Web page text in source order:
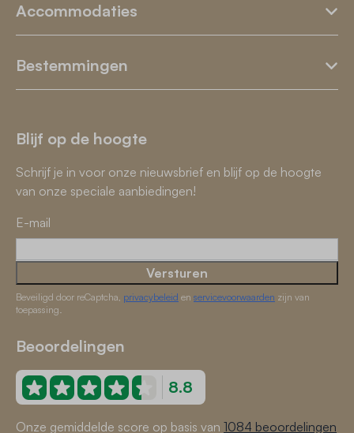
Accommodaties
Bestemmingen
Blijf op de hoogte
Schrijf je in voor onze nieuwsbrief en blijf op de hoogte
van onze speciale aanbiedingen!
E-mail
Versturen
Beveiligd door reCaptcha, privacybeleid en servicevoorwaarden zijn van
toepassing.
Beoordelingen
8.8
Onze gemiddelde score op basis van 1084 beoordelingen